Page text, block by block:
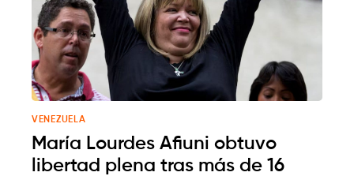
VENEZUELA
María Lourdes Afiuni obtuvo
libertad plena tras más de 16